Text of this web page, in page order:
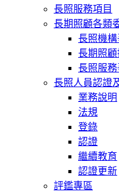
長照服務項目
長期照顧各類
長照機
長期照顧
長照服
長照人員認證
業務說明
法規
登錄
認證
繼續教育
認證更新
評鑑專區